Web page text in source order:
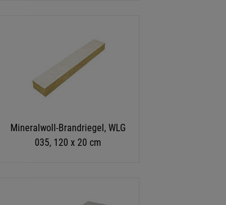
Mineralwoll-Brandriegel, WLG
035, 120 x 20 cm